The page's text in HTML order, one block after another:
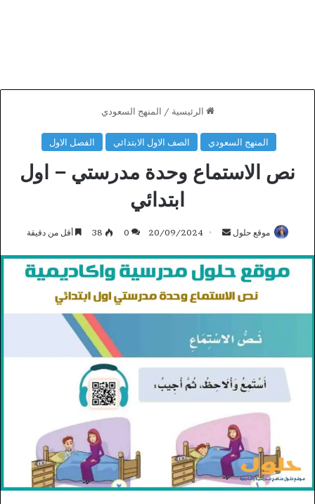
الرئيسية / المنهج السعودي
المنهج السعودي الصف الاول الابتدائي الفصل الاول
نص الاستماع وحدة مدرستي – اول
ابتدائي
موقع حلول
أرسل
إلكترونيا
20/09/2024
0
38 أقل من دقيقة